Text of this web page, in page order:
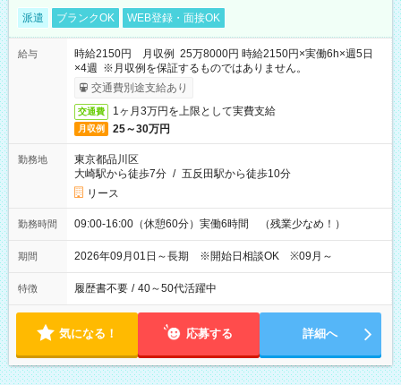
派遣 ブランクOK WEB登録・面接OK
給与
時給2150円 月収例 25万8000円 時給2150円×実働6h×週5日
×4週 ※月収例を保証するものではありません。
交通費別途支給あり
交通費 1ヶ月3万円を上限として実費支給
月収例 25～30万円
勤務地
東京都品川区
大崎駅から徒歩7分 / 五反田駅から徒歩10分
リース
勤務時間 09:00-16:00（休憩60分）実働6時間 （残業少なめ！）
期間 2026年09月01日～長期 ※開始日相談OK ※09月～
特徴 履歴書不要 / 40～50代活躍中
気になる！ 応募する 詳細へ